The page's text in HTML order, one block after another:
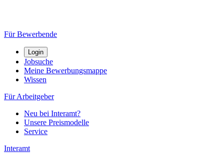
Für Bewerbende
Login
Jobsuche
Meine Bewerbungsmappe
Wissen
Für Arbeitgeber
Neu bei Interamt?
Unsere Preismodelle
Service
Interamt